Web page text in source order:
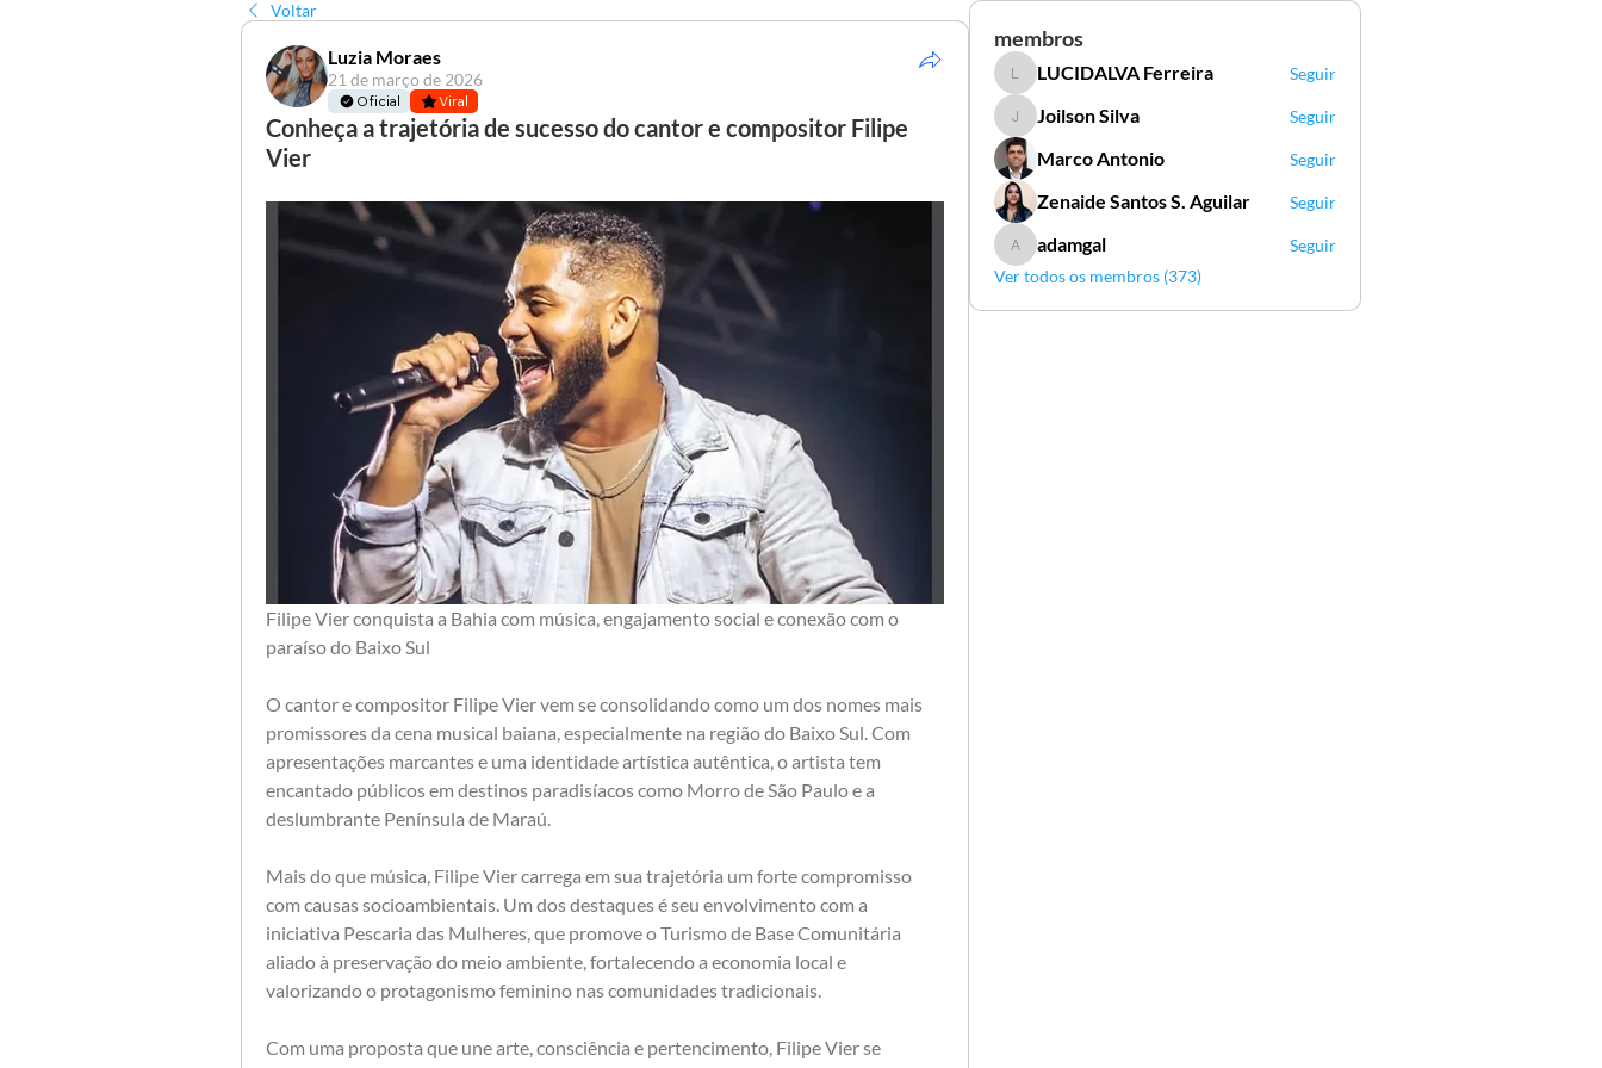
Voltar
Luzia Moraes
21 de março de 2026
Oficial Viral
Conheça a trajetória de sucesso do cantor e compositor Filipe
Vier
Filipe Vier conquista a Bahia com música, engajamento social e conexão com o
paraíso do Baixo Sul
O cantor e compositor Filipe Vier vem se consolidando como um dos nomes mais
promissores da cena musical baiana, especialmente na região do Baixo Sul. Com
apresentações marcantes e uma identidade artística autêntica, o artista tem
encantado públicos em destinos paradisíacos como Morro de São Paulo e a
deslumbrante Península de Maraú.
Mais do que música, Filipe Vier carrega em sua trajetória um forte compromisso
com causas socioambientais. Um dos destaques é seu envolvimento com a
iniciativa Pescaria das Mulheres, que promove o Turismo de Base Comunitária
aliado à preservação do meio ambiente, fortalecendo a economia local e
valorizando o protagonismo feminino nas comunidades tradicionais.
Com uma proposta que une arte, consciência e pertencimento, Filipe Vier se
membros
LUCIDALVA Ferreira
LUCIDALVA Ferreira Seguir
Joilson Silva
Joilson Silva Seguir
Marco Antonio Seguir
Zenaide Santos S. Aguilar Seguir
adamgal
adamgal
Seguir
Ver todos os membros (373)